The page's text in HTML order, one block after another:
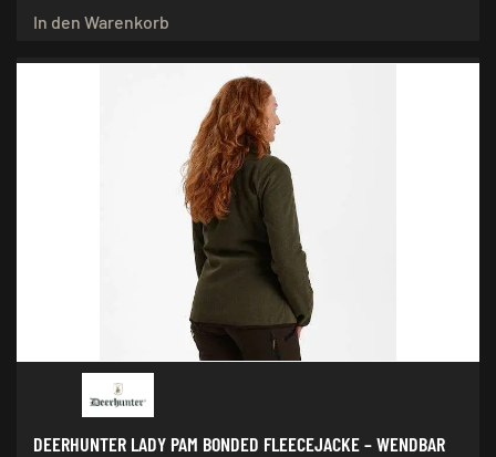
In den Warenkorb
DEERHUNTER LADY PAM BONDED FLEECEJACKE – WENDBAR